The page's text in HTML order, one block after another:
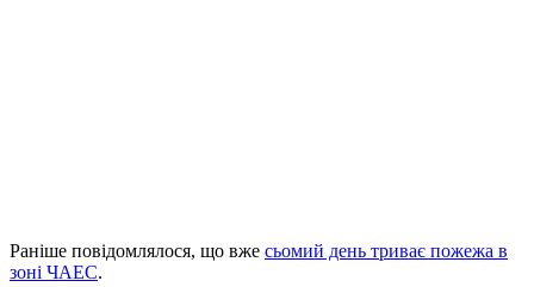
Раніше повідомлялося, що вже сьомий день триває пожежа в
зоні ЧАЕС.